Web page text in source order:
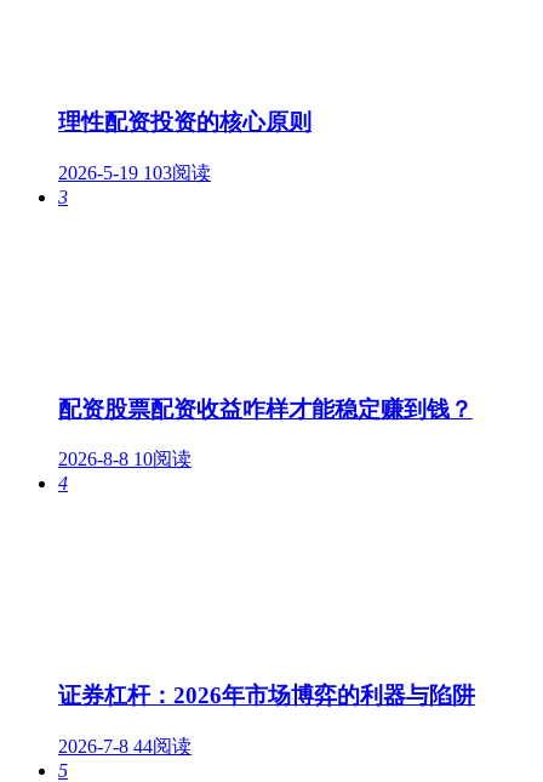
理性配资投资的核心原则
2026-5-19 103阅读
3
配资股票配资收益咋样才能稳定赚到钱？
2026-8-8 10阅读
4
证券杠杆：2026年市场博弈的利器与陷阱
2026-7-8 44阅读
5